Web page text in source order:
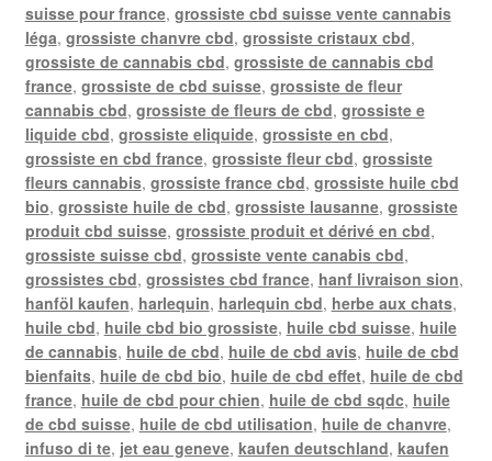
suisse pour france, grossiste cbd suisse vente cannabis
léga, grossiste chanvre cbd, grossiste cristaux cbd,
grossiste de cannabis cbd, grossiste de cannabis cbd
france, grossiste de cbd suisse, grossiste de fleur
cannabis cbd, grossiste de fleurs de cbd, grossiste e
liquide cbd, grossiste eliquide, grossiste en cbd,
grossiste en cbd france, grossiste fleur cbd, grossiste
fleurs cannabis, grossiste france cbd, grossiste huile cbd
bio, grossiste huile de cbd, grossiste lausanne, grossiste
produit cbd suisse, grossiste produit et dérivé en cbd,
grossiste suisse cbd, grossiste vente canabis cbd,
grossistes cbd, grossistes cbd france, hanf livraison sion,
hanföl kaufen, harlequin, harlequin cbd, herbe aux chats,
huile cbd, huile cbd bio grossiste, huile cbd suisse, huile
de cannabis, huile de cbd, huile de cbd avis, huile de cbd
bienfaits, huile de cbd bio, huile de cbd effet, huile de cbd
france, huile de cbd pour chien, huile de cbd sqdc, huile
de cbd suisse, huile de cbd utilisation, huile de chanvre,
infuso di te, jet eau geneve, kaufen deutschland, kaufen